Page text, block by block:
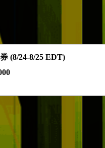
(8/24-8/25 EDT)